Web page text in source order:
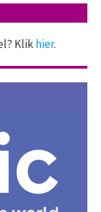
Klikhier.